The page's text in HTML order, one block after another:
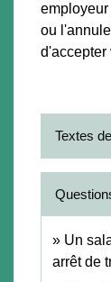
ou
d'accepter
Textes
Un
arrêt de